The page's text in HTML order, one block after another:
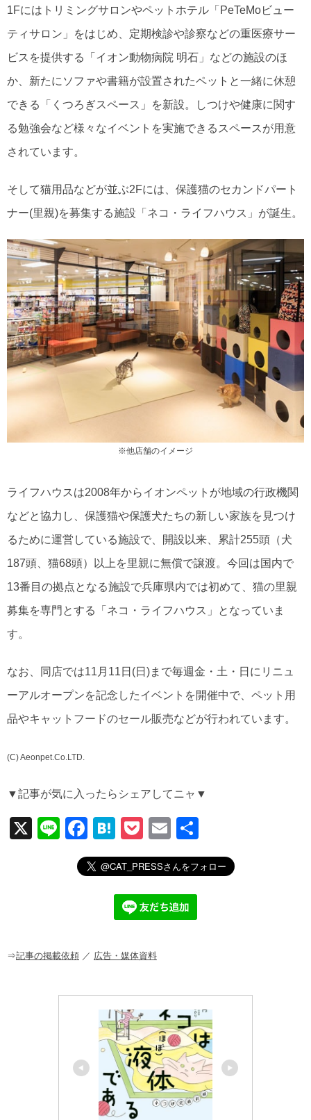
1Fにはトリミングサロンやペットホテル「PeTeMoビュー
ティサロン」をはじめ、定期検診や診察などの重医療サー
ビスを提供する「イオン動物病院 明石」などの施設のほ
か、新たにソファや書籍が設置されたペットと一緒に休憩
できる「くつろぎスペース」を新設。しつけや健康に関す
る勉強会など様々なイベントを実施できるスペースが用意
されています。
そして猫用品などが並ぶ2Fには、保護猫のセカンドパート
ナー(里親)を募集する施設「ネコ・ライフハウス」が誕生。
※他店舗のイメージ
ライフハウスは2008年からイオンペットが地域の行政機関
などと協力し、保護猫や保護犬たちの新しい家族を見つけ
るために運営している施設で、開設以来、累計255頭（犬
187頭、猫68頭）以上を里親に無償で譲渡。今回は国内で
13番目の拠点となる施設で兵庫県内では初めて、猫の里親
募集を専門とする「ネコ・ライフハウス」となっていま
す。
なお、同店では11月11日(日)まで毎週金・土・日にリニュ
ーアルオープンを記念したイベントを開催中で、ペット用
品やキャットフードのセール販売などが行われています。
(C) Aeonpet.Co.LTD.
▼記事が気に入ったらシェアしてニャ▼
X
Li
F
a
c
o
H
at
e
n
a
P
o
ck
et
E
m
ail
有
⇒記事の掲載依頼 ／ 広告・媒体資料